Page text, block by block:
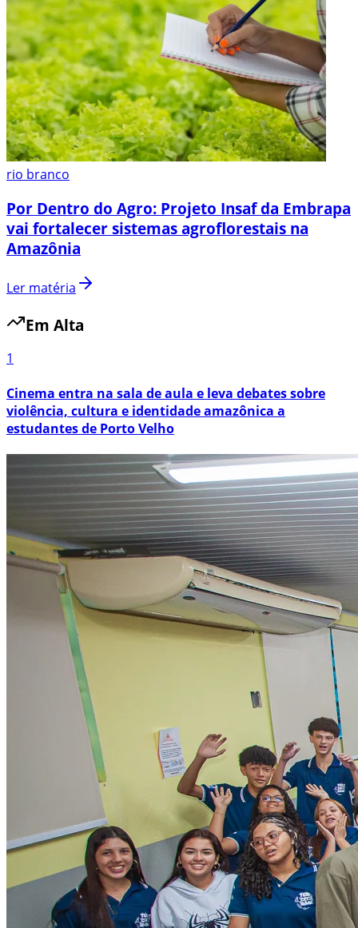
rio branco
Por Dentro do Agro: Projeto Insaf da Embrapa
vai fortalecer sistemas agroflorestais na
Amazônia
Ler matéria
Em Alta
1
Cinema entra na sala de aula e leva debates sobre
violência, cultura e identidade amazônica a
estudantes de Porto Velho